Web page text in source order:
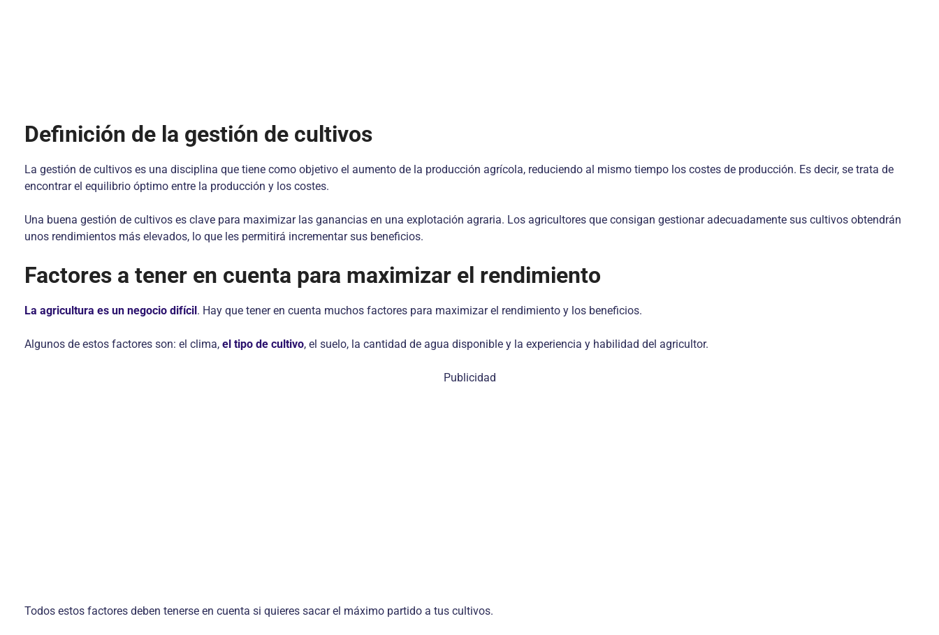
Definición de la gestión de cultivos
La gestión de cultivos es una disciplina que tiene como objetivo el aumento de la producción agrícola, reduciendo al mismo tiempo los costes de producción. Es decir, se trata de
encontrar el equilibrio óptimo entre la producción y los costes.
Una buena gestión de cultivos es clave para maximizar las ganancias en una explotación agraria. Los agricultores que consigan gestionar adecuadamente sus cultivos obtendrán
unos rendimientos más elevados, lo que les permitirá incrementar sus beneficios.
Factores a tener en cuenta para maximizar el rendimiento
La agricultura es un negocio difícil. Hay que tener en cuenta muchos factores para maximizar el rendimiento y los beneficios.
Algunos de estos factores son: el clima, el tipo de cultivo, el suelo, la cantidad de agua disponible y la experiencia y habilidad del agricultor.
Publicidad
Todos estos factores deben tenerse en cuenta si quieres sacar el máximo partido a tus cultivos.